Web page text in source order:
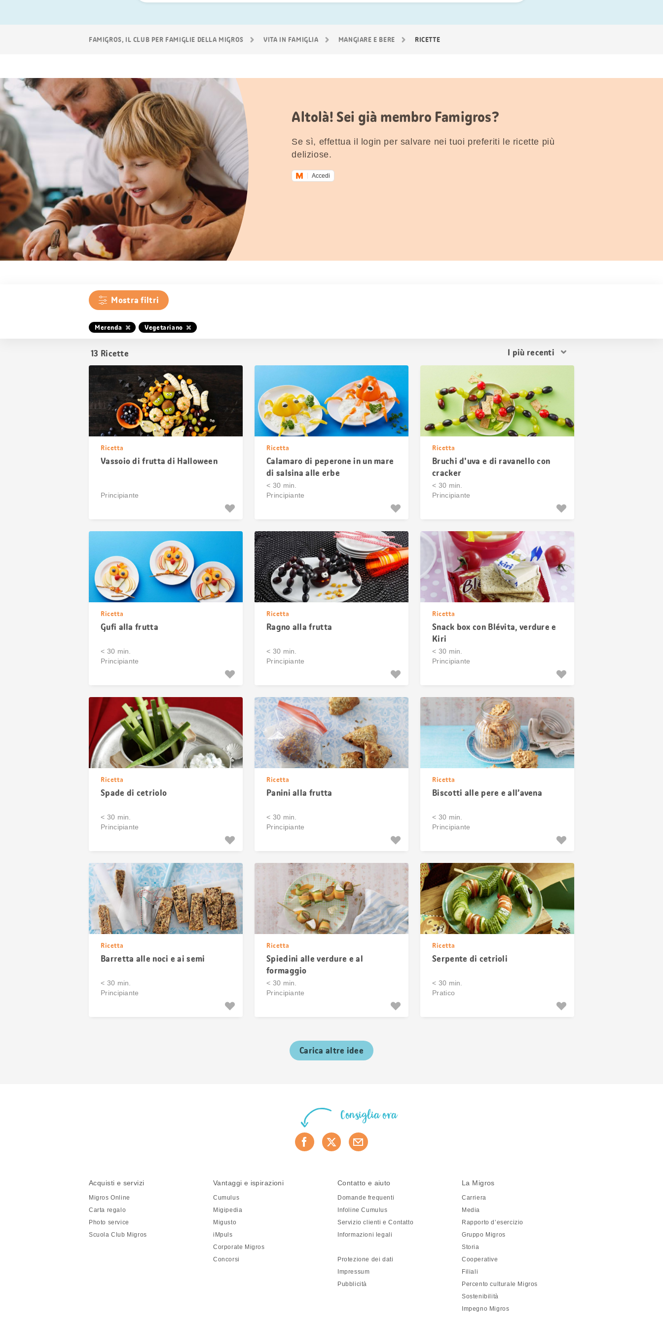
FAMIGROS, IL CLUB PER FAMIGLIE DELLA MIGROS VITA IN FAMIGLIA MANGIARE E BERE RICETTE
Altolà! Sei già membro Famigros?
Se sì, effettua il login per salvare nei tuoi preferiti le ricette più
deliziose.
Accedi
Mostra filtri
Merenda Vegetariano
13 Ricette
Ordina
Ricetta
Vassoio di frutta di Halloween
Principiante
Ricetta
Calamaro di peperone in un mare
di salsina alle erbe
< 30 min.
Principiante
Ricetta
Bruchi d'uva e di ravanello con
cracker
< 30 min.
Principiante
Ricetta
Gufi alla frutta
< 30 min.
Principiante
Ricetta
Ragno alla frutta
< 30 min.
Principiante
Ricetta
Snack box con Blévita, verdure e
Kiri
< 30 min.
Principiante
Ricetta
Spade di cetriolo
< 30 min.
Principiante
Ricetta
Panini alla frutta
< 30 min.
Principiante
Ricetta
Biscotti alle pere e all’avena
< 30 min.
Principiante
Ricetta
Barretta alle noci e ai semi
< 30 min.
Principiante
Ricetta
Spiedini alle verdure e al
formaggio
< 30 min.
Principiante
Ricetta
Serpente di cetrioli
< 30 min.
Pratico
Carica altre idee
Consiglia ora
Acquisti e servizi
Migros Online
Carta regalo
Photo service
Scuola Club Migros
Vantaggi e ispirazioni
Cumulus
Migipedia
Migusto
iMpuls
Corporate Migros
Concorsi
Contatto e aiuto
Domande frequenti
Infoline Cumulus
Servizio clienti e Contatto
Informazioni legali
Protezione dei dati
Impressum
Pubblicità
La Migros
Carriera
Media
Rapporto d’esercizio
Gruppo Migros
Storia
Cooperative
Filiali
Percento culturale Migros
Sostenibilità
Impegno Migros